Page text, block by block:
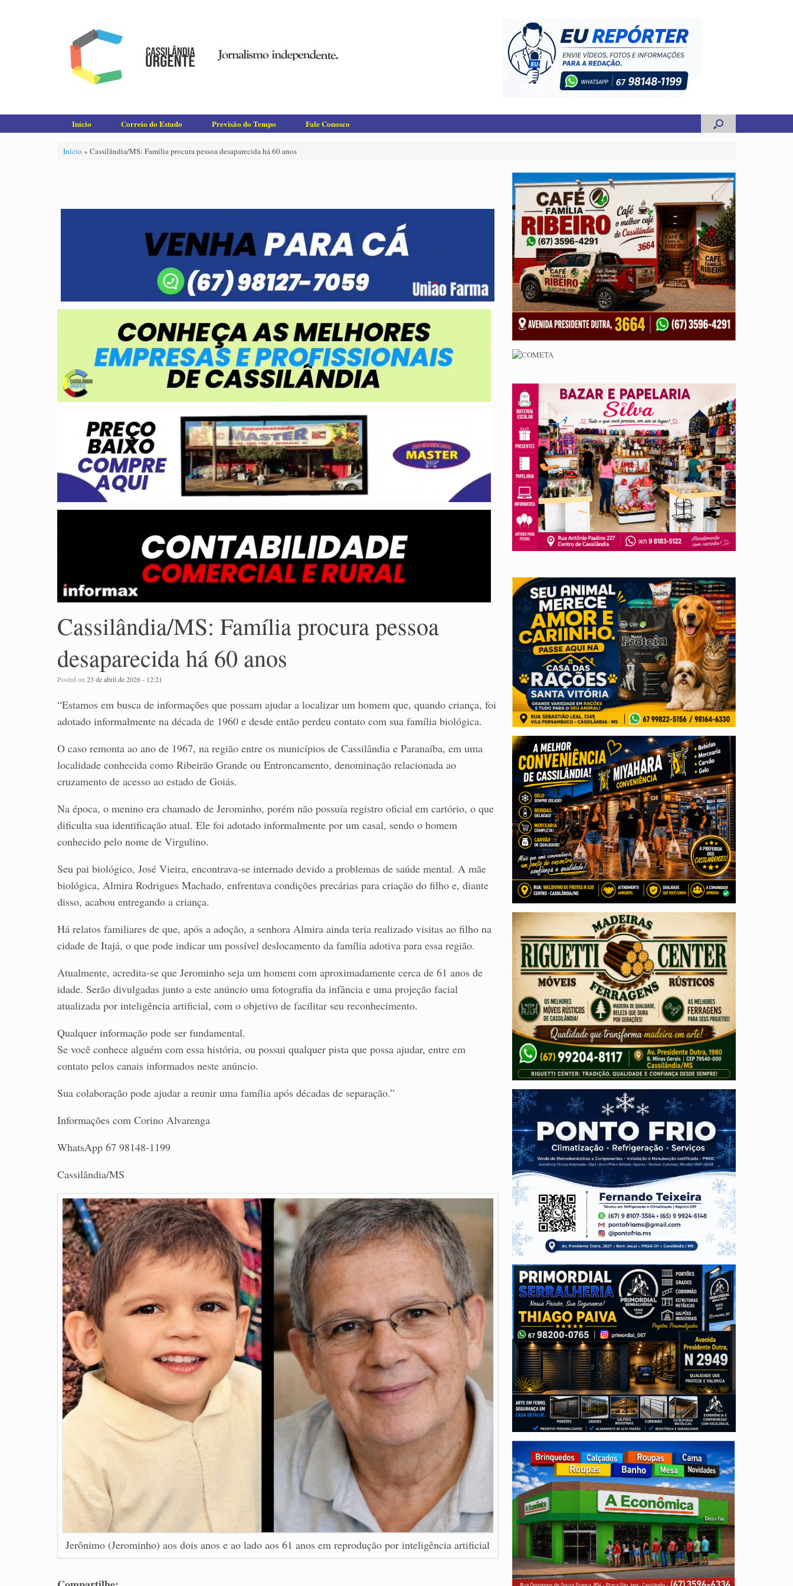
Início Correio do Estado Previsão do Tempo Fale Conosco
Início » Cassilândia/MS: Família procura pessoa desaparecida há 60 anos
Cassilândia/MS: Família procura pessoa
desaparecida há 60 anos
Posted on23 de abril de 2026 - 12:21
“Estamos em busca de informações que possam ajudar a localizar um homem que, quando criança, foi
adotado informalmente na década de 1960 e desde então perdeu contato com sua família biológica.
O caso remonta ao ano de 1967, na região entre os municípios de Cassilândia e Paranaíba, em uma
localidade conhecida como Ribeirão Grande ou Entroncamento, denominação relacionada ao
cruzamento de acesso ao estado de Goiás.
Na época, o menino era chamado de Jerominho, porém não possuía registro oficial em cartório, o que
dificulta sua identificação atual. Ele foi adotado informalmente por um casal, sendo o homem
conhecido pelo nome de Virgulino.
Seu pai biológico, José Vieira, encontrava-se internado devido a problemas de saúde mental. A mãe
biológica, Almira Rodrigues Machado, enfrentava condições precárias para criação do filho e, diante
disso, acabou entregando a criança.
Há relatos familiares de que, após a adoção, a senhora Almira ainda teria realizado visitas ao filho na
cidade de Itajá, o que pode indicar um possível deslocamento da família adotiva para essa região.
Atualmente, acredita-se que Jerominho seja um homem com aproximadamente cerca de 61 anos de
idade. Serão divulgadas junto a este anúncio uma fotografia da infância e uma projeção facial
atualizada por inteligência artificial, com o objetivo de facilitar seu reconhecimento.
Qualquer informação pode ser fundamental.
Se você conhece alguém com essa história, ou possui qualquer pista que possa ajudar, entre em
contato pelos canais informados neste anúncio.
Sua colaboração pode ajudar a reunir uma família após décadas de separação.”
Informações com Corino Alvarenga
WhatsApp 67 98148-1199
Cassilândia/MS
Jerônimo (Jerominho) aos dois anos e ao lado aos 61 anos em reprodução por inteligência artificial